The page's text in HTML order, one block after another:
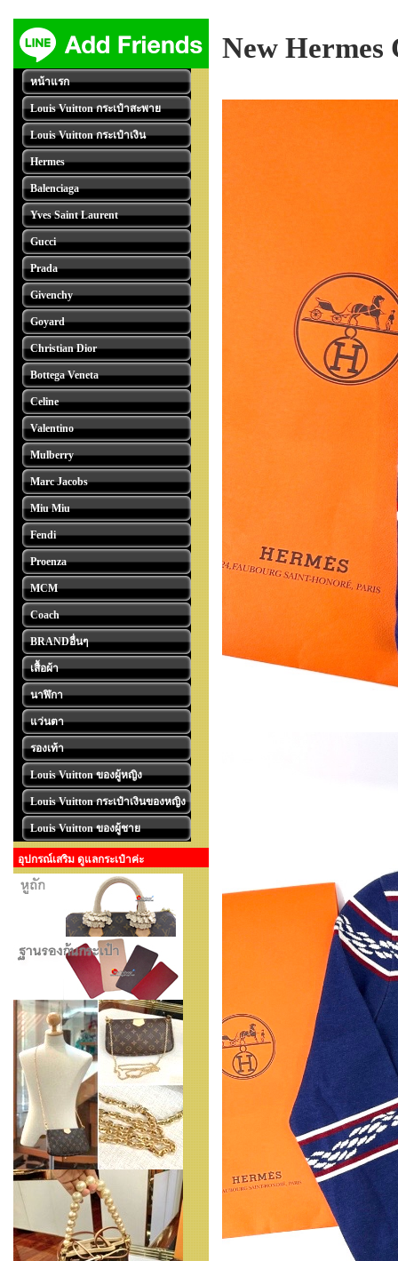
หน้าแรก
Louis Vuitton กระเป๋าสะพาย
Louis Vuitton กระเป๋าเงิน
Hermes
Balenciaga
Yves Saint Laurent
Gucci
Prada
Givenchy
Goyard
Christian Dior
Bottega Veneta
Celine
Valentino
Mulberry
Marc Jacobs
Miu Miu
Fendi
Proenza
MCM
Coach
BRANDอื่นๆ
เสื้อผ้า
นาฬิกา
แว่นตา
รองเท้า
Louis Vuitton ของผู้หญิง
Louis Vuitton กระเป๋าเงินของหญิง
Louis Vuitton ของผู้ชาย
อุปกรณ์เสริม ดูแลกระเป๋าค่ะ
New Hermes